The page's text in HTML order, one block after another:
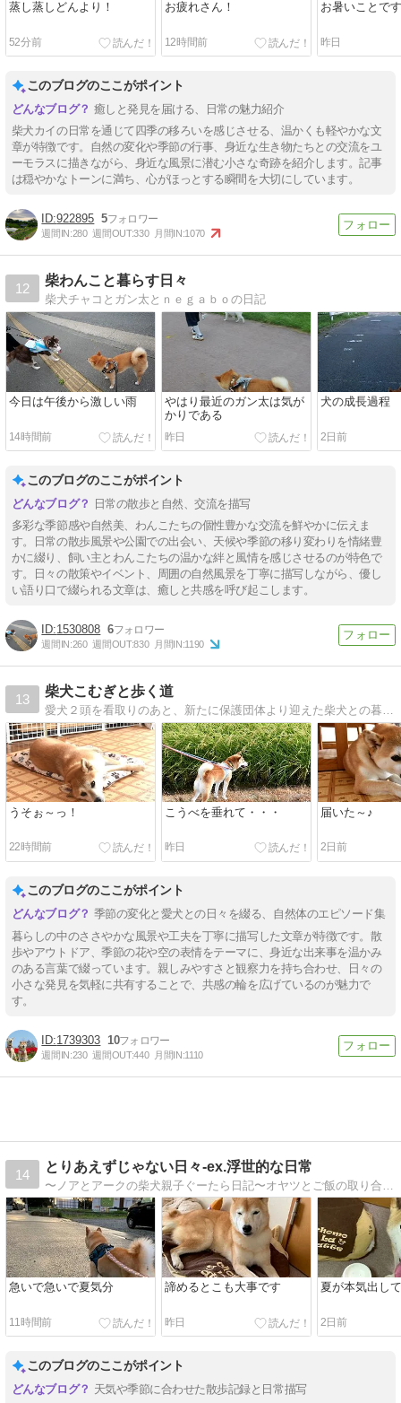
蒸し蒸しどんより！
52分前
お疲れさん！
12時間前
お暑いことで
昨日
このブログのここがポイント
癒しと発見を届ける、日常の魅力紹介
柴犬カイの日常を通じて四季の移ろいを感じさせる、温かくも軽やかな文
章が特徴です。自然の変化や季節の行事、身近な生き物たちとの交流をユ
ーモラスに描きながら、身近な風景に潜む小さな奇跡を紹介します。記事
は穏やかなトーンに満ち、心がほっとする瞬間を大切にしています。
922895 5
週間IN:280 週間OUT:330 月間IN:1070
12
柴わんこと暮らす日々
柴犬チャコとガン太とｎｅｇａｂｏの日記
今日は午後から激しい雨
14時間前
やはり最近のガン太は気が
かりである
昨日
犬の成長過程
2日前
このブログのここがポイント
日常の散歩と自然、交流を描写
多彩な季節感や自然美、わんこたちの個性豊かな交流を鮮やかに伝えま
す。日常の散歩風景や公園での出会い、天候や季節の移り変わりを情緒豊
かに綴り、飼い主とわんこたちの温かな絆と風情を感じさせるのが特色で
す。日々の散策やイベント、周囲の自然風景を丁寧に描写しながら、優し
い語り口で綴られる文章は、癒しと共感を呼び起こします。
1530808 6
週間IN:260 週間OUT:830 月間IN:1190
13
柴犬こむぎと歩く道
うそぉ～っ！
22時間前
こうべを垂れて・・・
昨日
届いた～♪
2日前
このブログのここがポイント
季節の変化と愛犬との日々を綴る、自然体のエピソード集
暮らしの中のささやかな風景や工夫を丁寧に描写した文章が特徴です。散
歩やアウトドア、季節の花や空の表情をテーマに、身近な出来事を温かみ
のある言葉で綴っています。親しみやすさと観察力を持ち合わせ、日々の
小さな発見を気軽に共有することで、共感の輪を広げているのが魅力で
す。
1739303 10
週間IN:230 週間OUT:440 月間IN:1110
14
とりあえずじゃない日々-ex.浮世的な日常
急いで急いで夏気分
11時間前
諦めるとこも大事です
昨日
夏が本気出し
2日前
このブログのここがポイント
天気や季節に合わせた散歩記録と日常描写